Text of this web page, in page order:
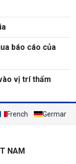
báo cáo của
vị trí thẩm
French German
NAM